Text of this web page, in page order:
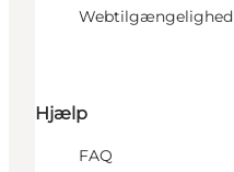
Webtilgængelighed
Hjælp
FAQ